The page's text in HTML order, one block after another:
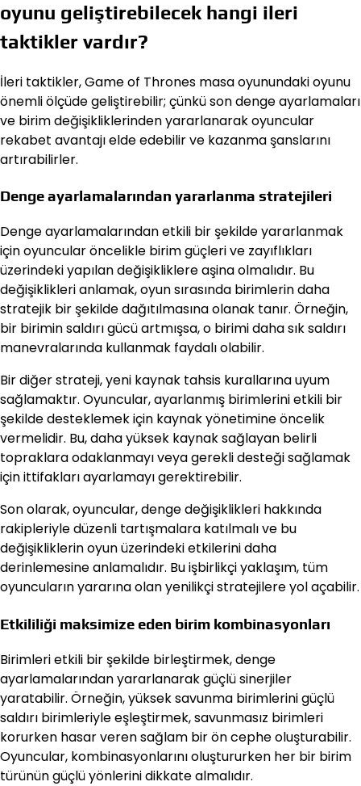
oyunu geliştirebilecek hangi ileri
taktikler vardır?
İleri taktikler, Game of Thrones masa oyunundaki oyunu
önemli ölçüde geliştirebilir; çünkü son denge ayarlamaları
ve birim değişikliklerinden yararlanarak oyuncular
rekabet avantajı elde edebilir ve kazanma şanslarını
artırabilirler.
Denge ayarlamalarından yararlanma stratejileri
Denge ayarlamalarından etkili bir şekilde yararlanmak
için oyuncular öncelikle birim güçleri ve zayıflıkları
üzerindeki yapılan değişikliklere aşina olmalıdır. Bu
değişiklikleri anlamak, oyun sırasında birimlerin daha
stratejik bir şekilde dağıtılmasına olanak tanır. Örneğin,
bir birimin saldırı gücü artmışsa, o birimi daha sık saldırı
manevralarında kullanmak faydalı olabilir.
Bir diğer strateji, yeni kaynak tahsis kurallarına uyum
sağlamaktır. Oyuncular, ayarlanmış birimlerini etkili bir
şekilde desteklemek için kaynak yönetimine öncelik
vermelidir. Bu, daha yüksek kaynak sağlayan belirli
topraklara odaklanmayı veya gerekli desteği sağlamak
için ittifakları ayarlamayı gerektirebilir.
Son olarak, oyuncular, denge değişiklikleri hakkında
rakipleriyle düzenli tartışmalara katılmalı ve bu
değişikliklerin oyun üzerindeki etkilerini daha
derinlemesine anlamalıdır. Bu işbirlikçi yaklaşım, tüm
oyuncuların yararına olan yenilikçi stratejilere yol açabilir.
Etkililiği maksimize eden birim kombinasyonları
Birimleri etkili bir şekilde birleştirmek, denge
ayarlamalarından yararlanarak güçlü sinerjiler
yaratabilir. Örneğin, yüksek savunma birimlerini güçlü
saldırı birimleriyle eşleştirmek, savunmasız birimleri
korurken hasar veren sağlam bir ön cephe oluşturabilir.
Oyuncular, kombinasyonlarını oluştururken her bir birim
türünün güçlü yönlerini dikkate almalıdır.